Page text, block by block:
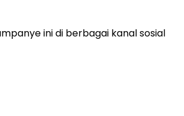
ini di berbagai kanal sosial